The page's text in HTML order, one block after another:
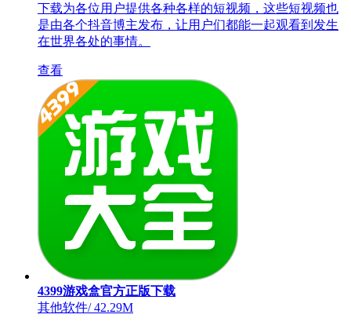
下载为各位用户提供各种各样的短视频，这些短视频也
是由各个抖音博主发布，让用户们都能一起观看到发生
在世界各处的事情。
查看
4399游戏盒官方正版下载
其他软件/42.29M